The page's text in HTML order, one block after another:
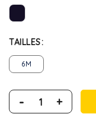
TAILLES
6M
- +